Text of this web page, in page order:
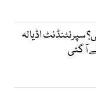
سپرنٹنڈنٹ اڈیالہ
آ گئی